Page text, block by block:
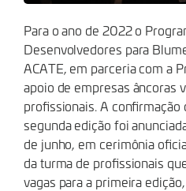
Para o ano de 2022 o
Desenvolvedores para
ACATE, em parceria com a
apoio de empresas âncoras
profissionais. A confirmação
segunda edição foi
de junho, em cerimônia
da turma de profissionais
vagas para a primeira